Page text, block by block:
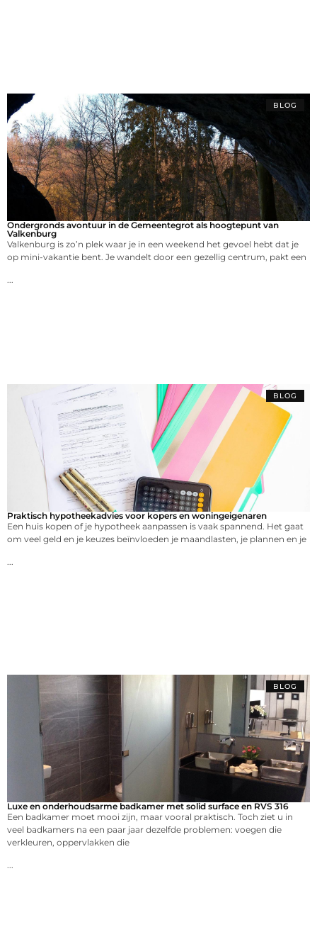
BLOG
Ondergronds avontuur in de Gemeentegrot als hoogtepunt van
Valkenburg
Valkenburg is zo’n plek waar je in een weekend het gevoel hebt dat je
op mini-vakantie bent. Je wandelt door een gezellig centrum, pakt een
...
BLOG
Praktisch hypotheekadvies voor kopers en woningeigenaren
Een huis kopen of je hypotheek aanpassen is vaak spannend. Het gaat
om veel geld en je keuzes beïnvloeden je maandlasten, je plannen en je
...
BLOG
Luxe en onderhoudsarme badkamer met solid surface en RVS 316
Een badkamer moet mooi zijn, maar vooral praktisch. Toch ziet u in
veel badkamers na een paar jaar dezelfde problemen: voegen die
verkleuren, oppervlakken die
...